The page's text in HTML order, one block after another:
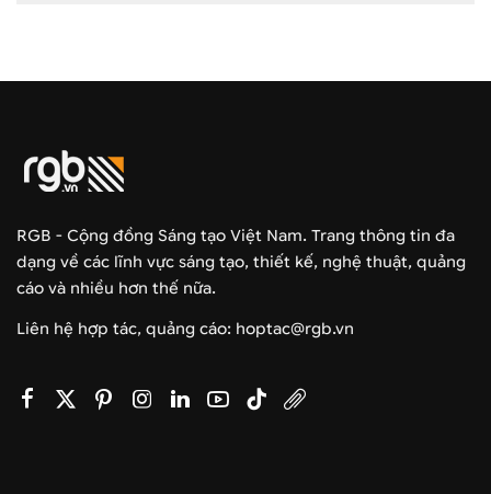
RGB - Cộng đồng Sáng tạo Việt Nam. Trang thông tin đa
dạng về các lĩnh vực sáng tạo, thiết kế, nghệ thuật, quảng
cáo và nhiều hơn thế nữa.
Liên hệ hợp tác, quảng cáo: hoptac@rgb.vn